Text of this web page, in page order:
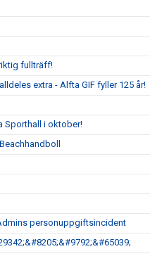
fullträff!
extra - Alfta GIF fyller 125 år!
Sporthall i oktober!
personuppgiftsincident